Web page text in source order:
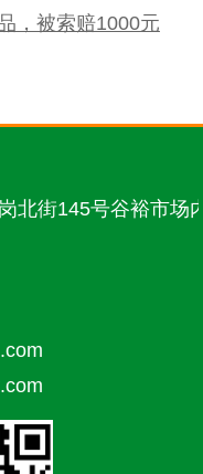
，被索赔1000元
北街145号谷裕市场